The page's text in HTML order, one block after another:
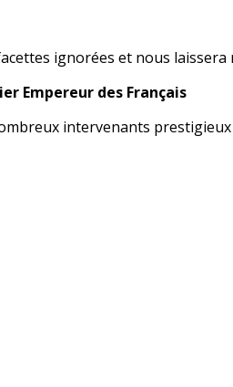
ignorées et nous
Empereur des Français
intervenants prestigieux